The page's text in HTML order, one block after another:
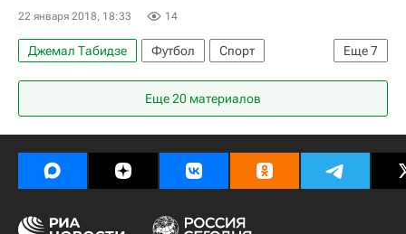
22 января 2018, 18:33 14
Еще7
Джемал Табидзе Футбол
Спорт
РПЛ 2026-2027 (Чемпионат России по футболу)
Висла (Краков)
Иван Обляков
Игорь Безденежных
Кехинде Фатаи
Вячеслав Кротов
Еще 20 материалов